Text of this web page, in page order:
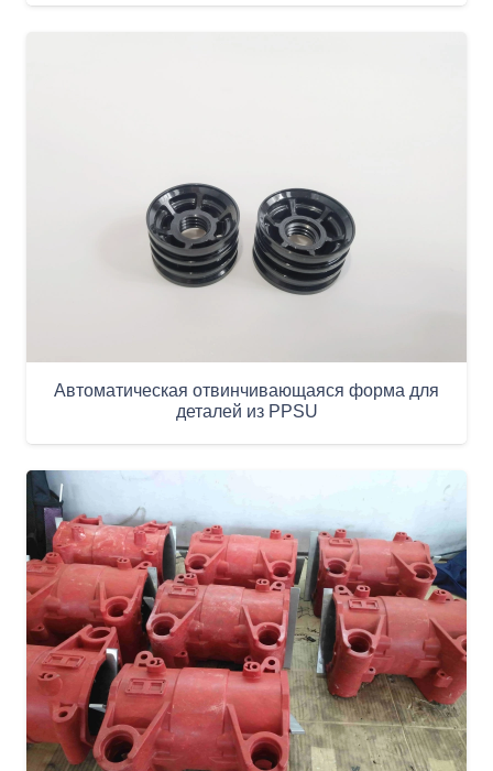
Автоматическая отвинчивающаяся форма для
деталей из PPSU